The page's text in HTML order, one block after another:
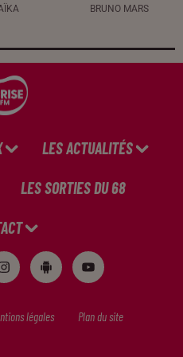
BRUNO MARS
LES ACTUALITÉS
LES SORTIES DU 68
légales Plan du site